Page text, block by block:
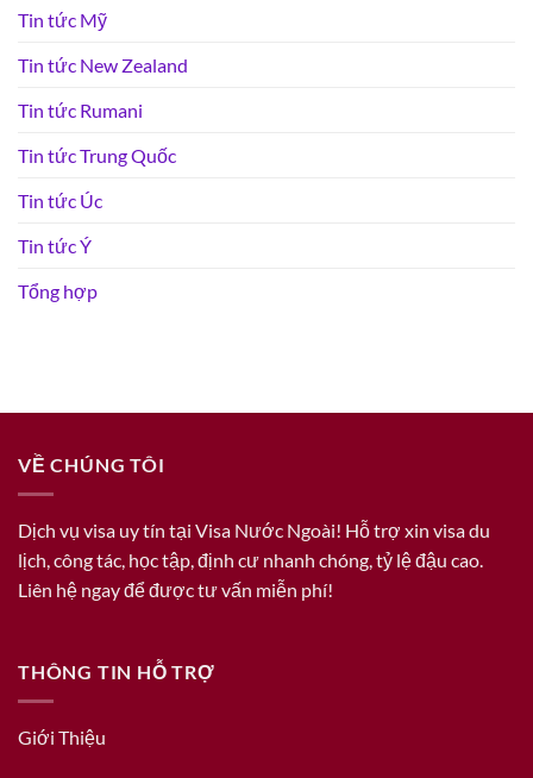
Tin tức Mỹ
Tin tức New Zealand
Tin tức Rumani
Tin tức Trung Quốc
Tin tức Úc
Tin tức Ý
Tổng hợp
VỀ CHÚNG TÔI
Dịch vụ visa uy tín tại Visa Nước Ngoài! Hỗ trợ xin visa du
lịch, công tác, học tập, định cư nhanh chóng, tỷ lệ đậu cao.
Liên hệ ngay để được tư vấn miễn phí!
THÔNG TIN HỖ TRỢ
Giới Thiệu